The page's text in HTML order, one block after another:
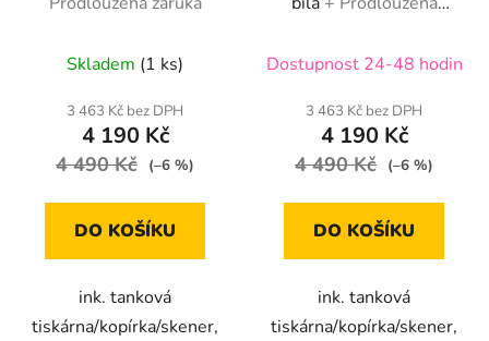
Skladem (1 ks)
3 463 Kč bez DPH
4 190 Kč
4 490 Kč (–6 %)
DO KOŠÍKU
ink. tanková
tiskárna/kopírka/skener,
Dostupnost 24-48 hodin
3 463 Kč bez DPH
4 190 Kč
4 490 Kč (–6 %)
DO KOŠÍKU
ink. tanková
tiskárna/kopírka/skener,